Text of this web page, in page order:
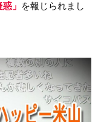
」 を報じられまし